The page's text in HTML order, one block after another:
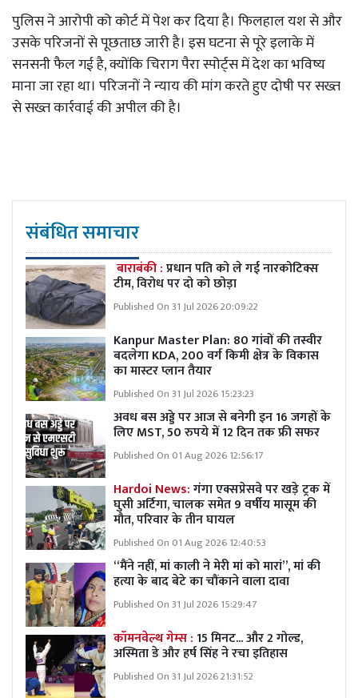
पुलिस ने आरोपी को कोर्ट में पेश कर दिया है। फिलहाल यश से और
उसके परिजनों से पूछताछ जारी है। इस घटना से पूरे इलाके में
सनसनी फैल गई है, क्योंकि चिराग पैरा स्पोर्ट्स में देश का भविष्य
माना जा रहा था। परिजनों ने न्याय की मांग करते हुए दोषी पर सख्त
से सख्त कार्रवाई की अपील की है।
संबंधित समाचार
बाराबंकी :प्रधान पति को ले गई नारकोटिक्स
टीम, विरोध पर दो को छोड़ा
Published On 31 Jul 2026 20:09:22
Kanpur Master Plan: 80 गांवों की तस्वीर
बदलेगा KDA, 200 वर्ग किमी क्षेत्र के विकास
का मास्टर प्लान तैयार
Published On 31 Jul 2026 15:23:23
अवध बस अड्डे पर आज से बनेगी इन 16 जगहों के
लिए MST, 50 रुपये में 12 दिन तक फ्री सफर
Published On 01 Aug 2026 12:56:17
Hardoi News:गंगा एक्सप्रेसवे पर खड़े ट्रक में
घुसी अर्टिगा, चालक समेत 9 वर्षीय मासूम की
मौत, परिवार के तीन घायल
Published On 01 Aug 2026 12:40:53
“मैंने नहीं, मां काली ने मेरी मां को मारां”, मां की
हत्या के बाद बेटे का चौंकाने वाला दावा
Published On 31 Jul 2026 15:29:47
कॉमनवेल्थ गेम्स :15 मिनट... और 2 गोल्ड,
अस्मिता डे और हर्ष सिंह ने रचा इतिहास
Published On 31 Jul 2026 21:31:52